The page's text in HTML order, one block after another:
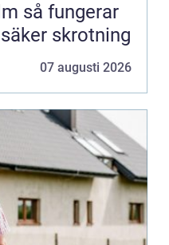
skrotning
07 augusti 2026